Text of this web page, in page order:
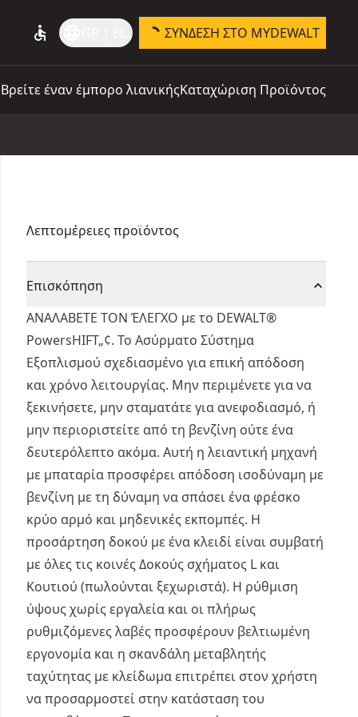
accessible ΣΎΝΔΕΣΗ ΣΤΟ MYDEWALT
Βρείτε έναν έμπορο λιανικήςΚαταχώριση Προϊόντος
Λεπτομέρειες προϊόντος
Επισκόπηση
ΑΝΑΛΑΒΕΤΕ ΤΟΝ ΈΛΕΓΧΟ με το DEWALT®
PowersHIFT„¢. Το Ασύρματο Σύστημα
Εξοπλισμού σχεδιασμένο για επική απόδοση
και χρόνο λειτουργίας. Μην περιμένετε για να
ξεκινήσετε, μην σταματάτε για ανεφοδιασμό, ή
μην περιοριστείτε από τη βενζίνη ούτε ένα
δευτερόλεπτο ακόμα. Αυτή η λειαντική μηχανή
με μπαταρία προσφέρει απόδοση ισοδύναμη με
βενζίνη με τη δύναμη να σπάσει ένα φρέσκο
κρύο αρμό και μηδενικές εκπομπές. Η
προσάρτηση δοκού με ένα κλειδί είναι συμβατή
με όλες τις κοινές Δοκούς σχήματος L και
Κουτιού (πωλούνται ξεχωριστά). Η ρύθμιση
ύψους χωρίς εργαλεία και οι πλήρως
ρυθμιζόμενες λαβές προσφέρουν βελτιωμένη
εργονομία και η σκανδάλη μεταβλητής
ταχύτητας με κλείδωμα επιτρέπει στον χρήστη
να προσαρμοστεί στην κατάσταση του